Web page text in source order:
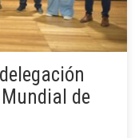
de